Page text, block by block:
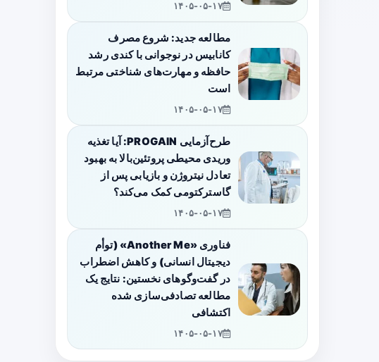
۱۴۰۵-۰۵-۱۷
مطالعه جدید: شروع مصرف
کانابیس در نوجوانی با کندی رشد
حافظه و مهارت‌های شناختی مرتبط
است
۱۴۰۵-۰۵-۱۷
طرح‌آزمایی PROGAIN: آیا تغذیه
وریدی محیطی پروتئین‌بالا به بهبود
تعادل نیتروژن و بازیابی پس از
گاسترکتومی کمک می‌کند؟
۱۴۰۵-۰۵-۱۷
فناوری «Another Me» (توأم
دیجیتال انسانی) و کاهش اضطراب
در گفت‌وگوهای نخستین: نتایج یک
مطالعه تصادفی‌سازی شده
اکتشافی
۱۴۰۵-۰۵-۱۷